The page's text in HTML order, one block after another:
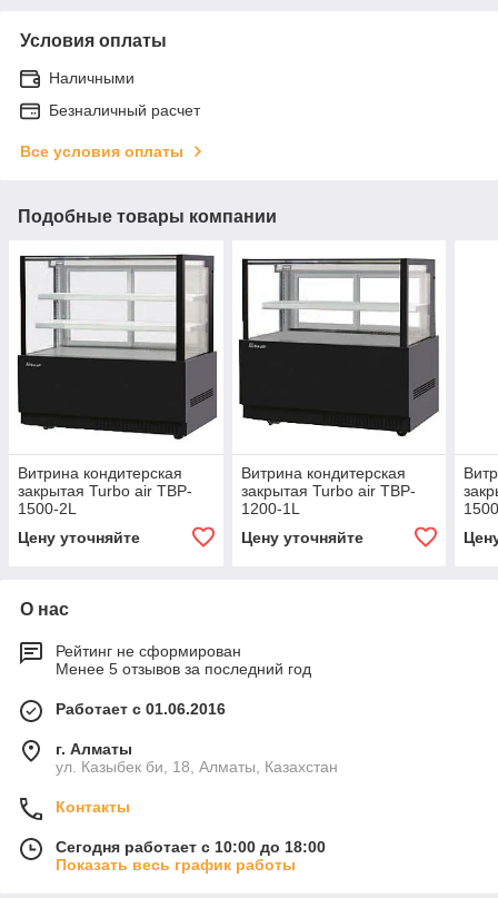
Условия оплаты
Наличными
Безналичный расчет
Все условия оплаты
Подобные товары компании
Витрина кондитерская
закрытая Turbo air TBP-
1500-2L
Цену уточняйте
Витрина кондитерская
закрытая Turbo air TBP-
1200-1L
Цену уточняйте
О нас
Рейтинг не сформирован
Менее 5 отзывов за последний год
Работает с 01.06.2016
г. Алматы
ул. Казыбек би, 18, Алматы, Казахстан
Контакты
Сегодня работает с 10:00 до 18:00
Показать весь график работы